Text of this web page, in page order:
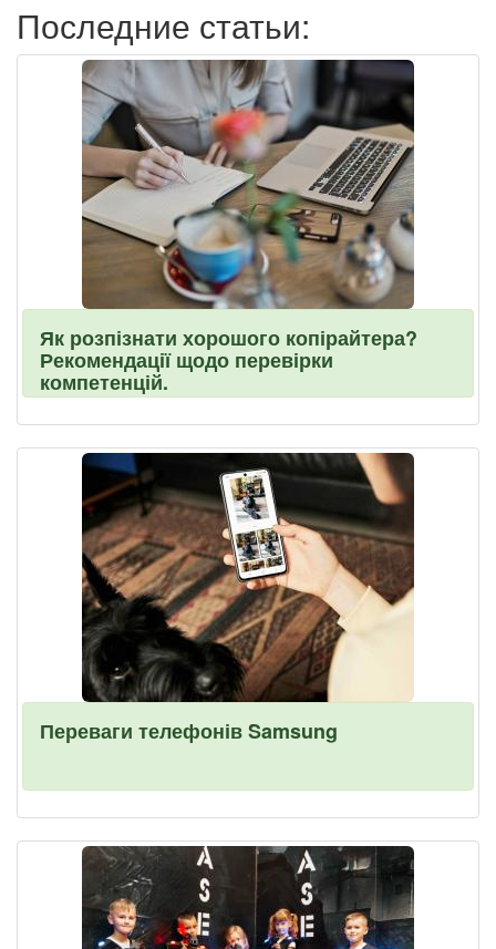
Последние статьи:
Як розпізнати хорошого копірайтера?
Рекомендації щодо перевірки
компетенцій.
Переваги телефонів Samsung